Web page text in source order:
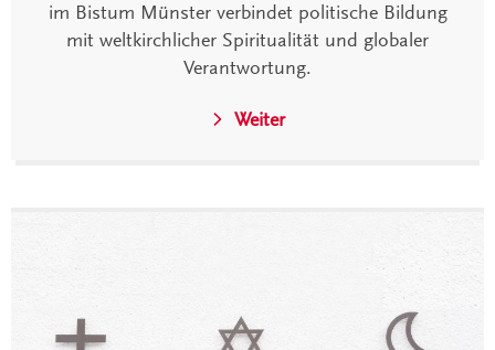
im Bistum Münster verbindet politische Bildung
mit weltkirchlicher Spiritualität und globaler
Verantwortung.
Weiter